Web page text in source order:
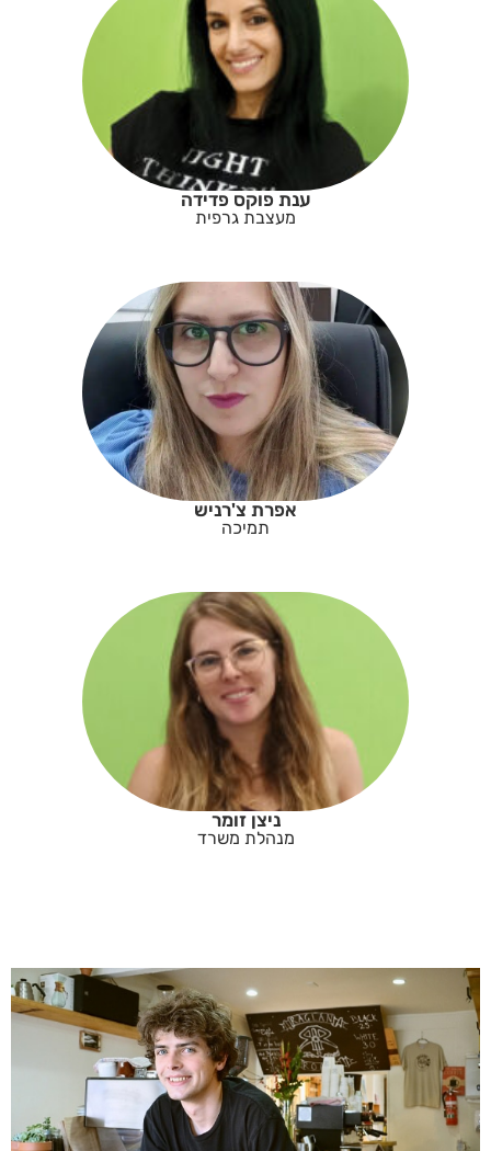
ענת פוקס פדידה
מעצבת גרפית
אפרת צ'רניש
תמיכה
ניצן זומר
מנהלת משרד